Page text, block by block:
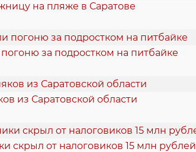
на пляже в Саратове
за подростком на питбайке
из Саратовской области
скрыл от налоговиков 15 млн рублей